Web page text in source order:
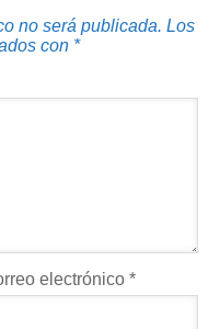
no será publicada. Los
con *
electrónico*